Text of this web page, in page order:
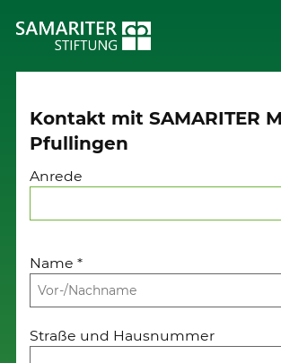
Kontakt mit SAMARITER
Pfullingen
Anrede
Name*
Straße und Hausnummer